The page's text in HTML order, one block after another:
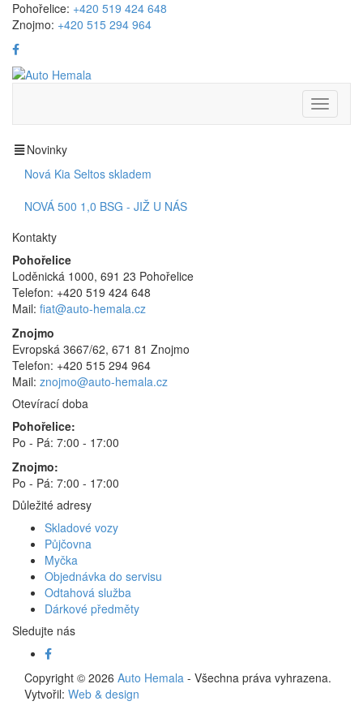
Pohořelice: +420 519 424 648
Znojmo: +420 515 294 964
navigaci
Novinky
Nová Kia Seltos skladem
NOVÁ 500 1,0 BSG - JIŽ U NÁS
Kontakty
Pohořelice
Loděnická 1000, 691 23 Pohořelice
Telefon: +420 519 424 648
Mail: fiat@auto-hemala.cz
Znojmo
Evropská 3667/62, 671 81 Znojmo
Telefon: +420 515 294 964
Mail: znojmo@auto-hemala.cz
Otevírací doba
Pohořelice:
Po - Pá: 7:00 - 17:00
Znojmo:
Po - Pá: 7:00 - 17:00
Důležité adresy
Skladové vozy
Půjčovna
Myčka
Objednávka do servisu
Odtahová služba
Dárkové předměty
Sledujte nás
Copyright © 2026 Auto Hemala - Všechna práva vyhrazena.
Vytvořil: Web & design